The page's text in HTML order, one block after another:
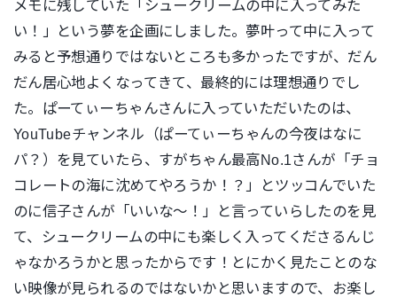
メモに残していた「シュークリームの中に入ってみた
い！」という夢を企画にしました。夢叶って中に入って
みると予想通りではないところも多かったですが、だん
だん居心地よくなってきて、最終的には理想通りでし
た。ぱーてぃーちゃんさんに入っていただいたのは、
YouTubeチャンネル（ぱーてぃーちゃんの今夜はなに
パ？）を見ていたら、すがちゃん最高No.1さんが「チョ
コレートの海に沈めてやろうか！？」とツッコんでいた
のに信子さんが「いいな～！」と言っていらしたのを見
て、シュークリームの中にも楽しく入ってくださるんじ
ゃなかろうかと思ったからです！とにかく見たことのな
い映像が見られるのではないかと思いますので、お楽し